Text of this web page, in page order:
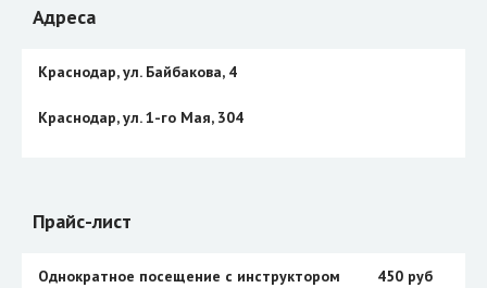
Адреса
Краснодар, ул. Байбакова, 4
Краснодар, ул. 1-го Мая, 304
Прайс-лист
Однократное посещение с инструктором 450 руб